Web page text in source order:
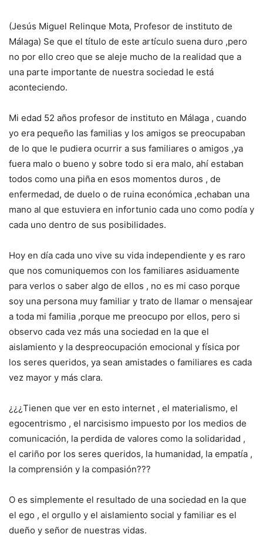
(Jesús Miguel Relinque Mota, Profesor de instituto de
Málaga) Se que el título de este artículo suena duro ,pero
no por ello creo que se aleje mucho de la realidad que a
una parte importante de nuestra sociedad le está
aconteciendo.
Mi edad 52 años profesor de instituto en Málaga , cuando
yo era pequeño las familias y los amigos se preocupaban
de lo que le pudiera ocurrir a sus familiares o amigos ,ya
fuera malo o bueno y sobre todo si era malo, ahí estaban
todos como una piña en esos momentos duros , de
enfermedad, de duelo o de ruina económica ,echaban una
mano al que estuviera en infortunio cada uno como podía y
cada uno dentro de sus posibilidades.
Hoy en día cada uno vive su vida independiente y es raro
que nos comuniquemos con los familiares asiduamente
para verlos o saber algo de ellos , no es mi caso porque
soy una persona muy familiar y trato de llamar o mensajear
a toda mi familia ,porque me preocupo por ellos, pero si
observo cada vez más una sociedad en la que el
aislamiento y la despreocupación emocional y física por
los seres queridos, ya sean amistades o familiares es cada
vez mayor y más clara.
¿¿¿Tienen que ver en esto internet , el materialismo, el
egocentrismo , el narcisismo impuesto por los medios de
comunicación, la perdida de valores como la solidaridad ,
el cariño por los seres queridos, la humanidad, la empatía ,
la comprensión y la compasión???
O es simplemente el resultado de una sociedad en la que
el ego , el orgullo y el aislamiento social y familiar es el
dueño y señor de nuestras vidas.